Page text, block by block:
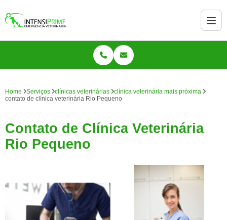
Home Serviços clínicas veterinárias
clínica veterinária mais próxima
contato de clínica veterinária Rio Pequeno
Contato de Clínica Veterinária
Rio Pequeno